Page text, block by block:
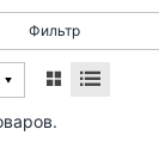
Фильтр